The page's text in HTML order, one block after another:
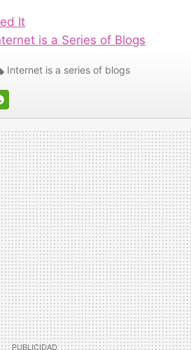
It
is a Series of Blogs
Internet is a series of blogs